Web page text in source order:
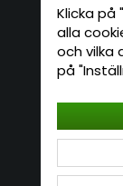
Jag vill
Klicka på
alla
och vilka
på